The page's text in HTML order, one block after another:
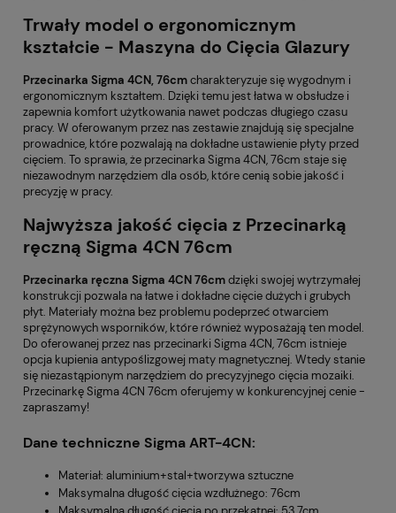
Trwały model o ergonomicznym
kształcie - Maszyna do Cięcia Glazury
Przecinarka Sigma 4CN, 76cmcharakteryzuje się wygodnym i
ergonomicznym kształtem. Dzięki temu jest łatwa w obsłudze i
zapewnia komfort użytkowania nawet podczas długiego czasu
pracy. W oferowanym przez nas zestawie znajdują się specjalne
prowadnice, które pozwalają na dokładne ustawienie płyty przed
cięciem. To sprawia, że przecinarka Sigma 4CN, 76cm staje się
niezawodnym narzędziem dla osób, które cenią sobie jakość i
precyzję w pracy.
Najwyższa jakość cięcia z Przecinarką
ręczną Sigma 4CN 76cm
Przecinarka ręczna Sigma 4CN 76cmdzięki swojej wytrzymałej
konstrukcji pozwala na łatwe i dokładne cięcie dużych i grubych
płyt. Materiały można bez problemu podeprzeć otwarciem
sprężynowych wsporników, które również wyposażają ten model.
Do oferowanej przez nas przecinarki Sigma 4CN, 76cm istnieje
opcja kupienia antypoślizgowej maty magnetycznej. Wtedy stanie
się niezastąpionym narzędziem do precyzyjnego cięcia mozaiki.
Przecinarkę Sigma 4CN 76cm oferujemy w konkurencyjnej cenie -
zapraszamy!
Dane techniczne Sigma ART-4CN:
Materiał: aluminium+stal+tworzywa sztuczne
Maksymalna długość cięcia wzdłużnego: 76cm